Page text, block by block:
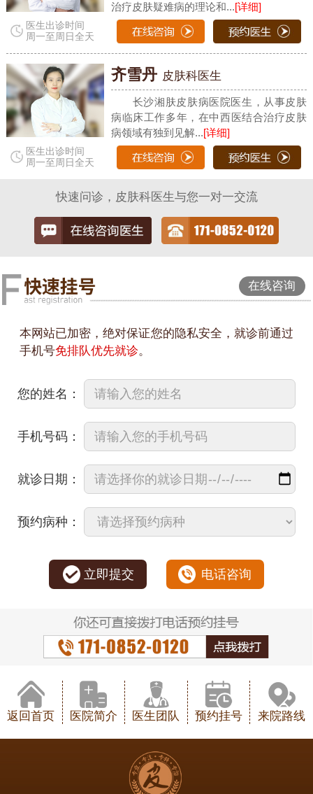
医生出诊时间
周一至周日全天
治疗皮肤疑难病的理论和...[详细]
医生出诊时间
周一至周日全天
齐雪丹 皮肤科医生
长沙湘肤皮肤病医院医生，从事皮肤
病临床工作多年，在中西医结合治疗皮肤
病领域有独到见解...[详细]
快速问诊，皮肤科医生与您一对一交流
在线咨询
本网站已加密，绝对保证您的隐私安全，就诊前通过
手机号免排队优先就诊。
您的姓名：
手机号码：
就诊日期：
预约病种：
立即提交 电话咨询
返回首页 医院简介 医生团队 预约挂号 来院路线